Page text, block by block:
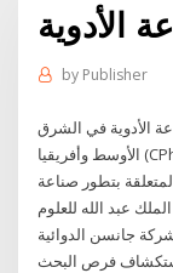
الأدوية
by Publisher
الأدوية في الشرق
الأوسط وأفريقيا (CPhI) والذي يعقد في مركز أبوظبي الوطني للمعارض
بتطور صناعة
عبد الله للعلوم
جانسن الدوائية
فرص البحث